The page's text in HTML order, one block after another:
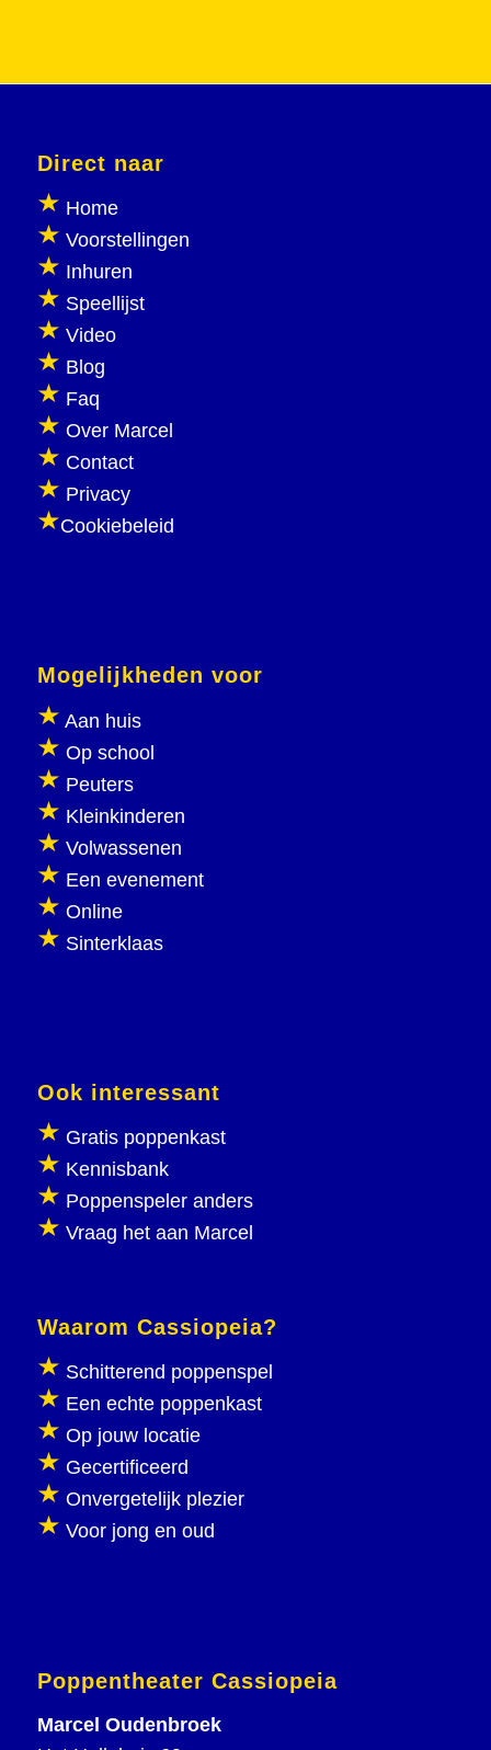
Direct naar
Home
Voorstellingen
Inhuren
Speellijst
Video
Blog
Faq
Over Marcel
Contact
Privacy
Cookiebeleid
Mogelijkheden voor
Aan huis
Op school
Peuters
Kleinkinderen
Volwassenen
Een evenement
Online
Sinterklaas
Ook interessant
Gratis poppenkast
Kennisbank
Poppenspeler anders
Vraag het aan Marcel
Waarom Cassiopeia?
Schitterend poppenspel
Een echte poppenkast
Op jouw locatie
Gecertificeerd
Onvergetelijk plezier
Voor jong en oud
Poppentheater Cassiopeia
Marcel Oudenbroek